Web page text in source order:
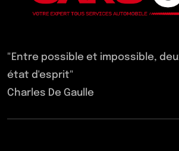
"Entre possible et impossible,
état d'esprit"
Charles De Gaulle